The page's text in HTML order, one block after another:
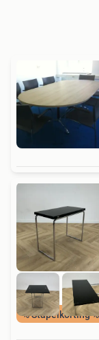
% Stapelkorting %